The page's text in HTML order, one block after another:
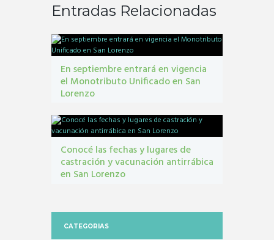
Entradas Relacionadas
En septiembre entrará en vigencia
el Monotributo Unificado en San
Lorenzo
Unificado
Conocé las fechas y lugares de
castración y vacunación antirrábica
en San Lorenzo
CATEGORIAS